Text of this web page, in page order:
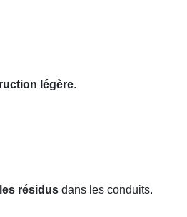
légère.
résidus dans les conduits.